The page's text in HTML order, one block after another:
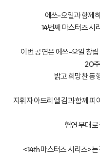
에쓰-오일과 함께
14번째 마스터즈 시
이번 공연은 에쓰-오일 창
20
밝고 희망찬 동
지휘자 아드리엘 김과 함께
협연 무대
<14th 마스터즈 시리즈>